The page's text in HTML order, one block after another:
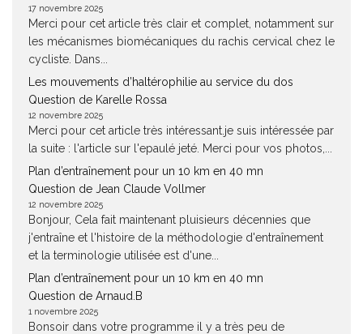
17 novembre 2025
Merci pour cet article très clair et complet, notamment sur
les mécanismes biomécaniques du rachis cervical chez le
cycliste. Dans...
Les mouvements d’haltérophilie au service du dos
Question de Karelle Rossa
12 novembre 2025
Merci pour cet article très intéressant.je suis intéressée par
la suite : l'article sur l'epaulé jeté. Merci pour vos photos,...
Plan d’entraînement pour un 10 km en 40 mn
Question de Jean Claude Vollmer
12 novembre 2025
Bonjour, Cela fait maintenant pluisieurs décennies que
j'entraîne et l'histoire de la méthodologie d'entraînement
et la terminologie utilisée est d'une...
Plan d’entraînement pour un 10 km en 40 mn
Question de Arnaud.B
1 novembre 2025
Bonsoir dans votre programme il y a très peu de